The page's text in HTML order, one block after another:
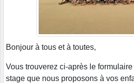
Bonjour à tous et à toutes,
Vous trouverez ci-après le
stage que nous proposons à vos